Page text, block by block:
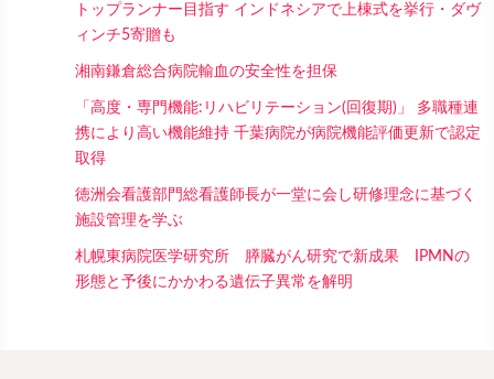
トップランナー目指す インドネシアで上棟式を挙行・ダヴ
ィンチ5寄贈も
湘南鎌倉総合病院輸血の安全性を担保
「高度・専門機能:リハビリテーション(回復期)」 多職種連
携により高い機能維持 千葉病院が病院機能評価更新で認定
取得
徳洲会看護部門総看護師長が一堂に会し研修理念に基づく
施設管理を学ぶ
札幌東病院医学研究所 膵臓がん研究で新成果 IPMNの
形態と予後にかかわる遺伝子異常を解明